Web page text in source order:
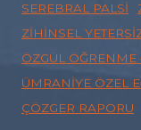
SEREBRAL PALSI
ZIHINSEL
ÖZGÜL ÖĞRENME
ÜMRANIYE ÖZEL
ÇÖZGER RAPORU